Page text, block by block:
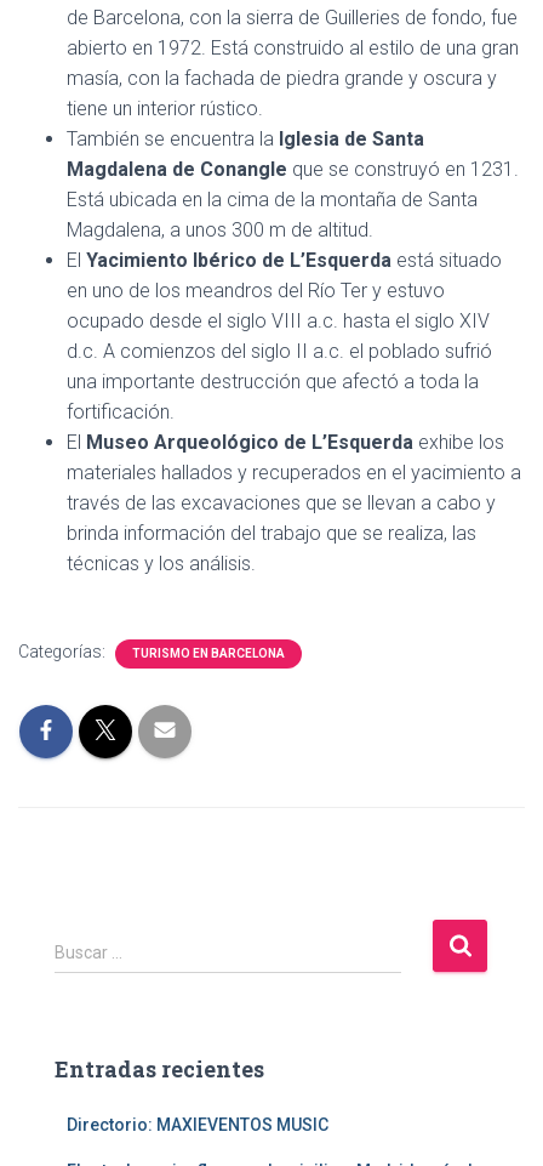
de Barcelona, con la sierra de Guilleries de fondo, fue
abierto en 1972. Está construido al estilo de una gran
masía, con la fachada de piedra grande y oscura y
tiene un interior rústico.
También se encuentra la Iglesia de Santa
Magdalena de Conangle que se construyó en 1231.
Está ubicada en la cima de la montaña de Santa
Magdalena, a unos 300 m de altitud.
El Yacimiento Ibérico de L’Esquerda está situado
en uno de los meandros del Río Ter y estuvo
ocupado desde el siglo VIII a.c. hasta el siglo XIV
d.c. A comienzos del siglo II a.c. el poblado sufrió
una importante destrucción que afectó a toda la
fortificación.
El Museo Arqueológico de L’Esquerda exhibe los
materiales hallados y recuperados en el yacimiento a
través de las excavaciones que se llevan a cabo y
brinda información del trabajo que se realiza, las
técnicas y los análisis.
Categorías: TURISMO EN BARCELONA
B
u
r
Buscar …
Entradas recientes
Directorio: MAXIEVENTOS MUSIC